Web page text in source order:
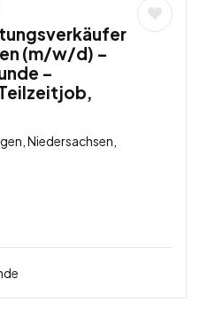
(m/w/d) –
–
Niedersachsen,